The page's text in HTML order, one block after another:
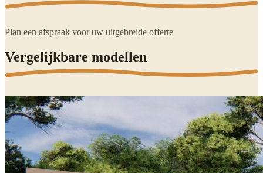
Plan een afspraak voor uw uitgebreide offerte
Vergelijkbare modellen